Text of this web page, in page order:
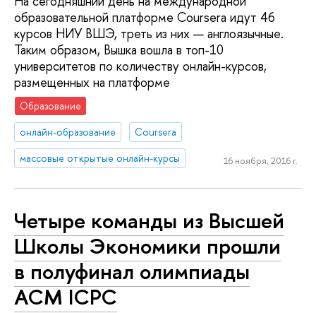
образовательной платформе Coursera идут 46
курсов НИУ ВШЭ, треть из них — англоязычные.
Таким образом, Вышка вошла в топ-10
университетов по количеству онлайн-курсов,
размещенных на платформе
Образование
онлайн-образование
Coursera
массовые открытые онлайн-курсы
16 ноября, 2016 г.
Четыре команды из Высшей
Школы Экономики прошли
в полуфинал олимпиады
ACM ICPC